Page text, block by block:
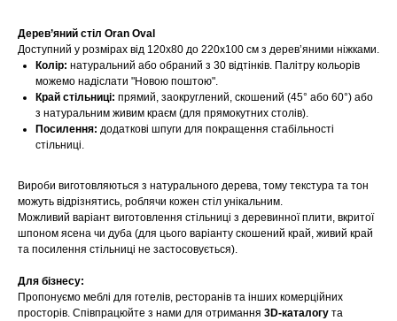
Дерев’яний стіл Oran Oval
Доступний у розмірах від 120х80 до 220х100 см з дерев’яними ніжками.
Колір: натуральний або обраний з 30 відтінків. Палітру кольорів
можемо надіслати "Новою поштою".
Край стільниці: прямий, заокруглений, скошений (45° або 60°) або
з натуральним живим краєм (для прямокутних столів).
Посилення: додаткові шпуги для покращення стабільності
стільниці.
Вироби виготовляються з натурального дерева, тому текстура та тон
можуть відрізнятись, роблячи кожен стіл унікальним.
Можливий варіант виготовлення стільниці з деревинної плити, вкритої
шпоном ясена чи дуба (для цього варіанту скошений край, живий край
та посилення стільниці не застосовується).
Для бізнесу:
Пропонуємо меблі для готелів, ресторанів та інших комерційних
просторів. Співпрацюйте з нами для отримання 3D-каталогу та